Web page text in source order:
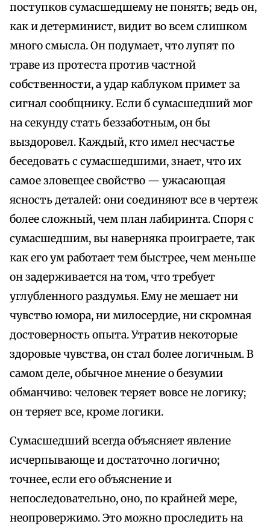
поступков сумасшедшему не понять; ведь он,
как и детерминист, видит во всем слишком
много смысла. Он подумает, что лупят по
траве из протеста против частной
собственности, а удар каблуком примет за
сигнал сообщнику. Если б сумасшедший мог
на секунду стать беззаботным, он бы
выздоровел. Каждый, кто имел несчастье
беседовать с сумасшедшими, знает, что их
самое зловещее свойство — ужасающая
ясность деталей: они соединяют все в чертеж
более сложный, чем план лабиринта. Споря с
сумасшедшим, вы наверняка проиграете, так
как его ум работает тем быстрее, чем меньше
он задерживается на том, что требует
углубленного раздумья. Ему не мешает ни
чувство юмора, ни милосердие, ни скромная
достоверность опыта. Утратив некоторые
здоровые чувства, он стал более логичным. В
самом деле, обычное мнение о безумии
обманчиво: человек теряет вовсе не логику;
он теряет все, кроме логики.
Сумасшедший всегда объясняет явление
исчерпывающе и достаточно логично;
точнее, если его объяснение и
непоследовательно, оно, по крайней мере,
неопровержимо. Это можно проследить на